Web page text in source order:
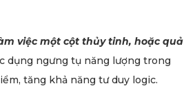
việc một cột thủy tinh, hoặc quả
dụng ngưng tụ năng lượng trong
tăng khả năng tư duy logic.